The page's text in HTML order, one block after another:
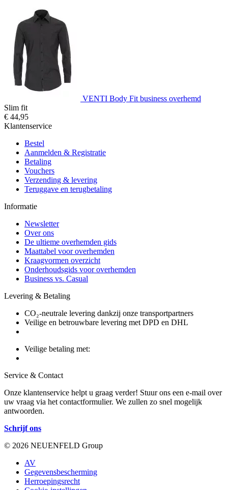
VENTI Body Fit business overhemd
Slim fit
€ 44,95
Klantenservice
Bestel
Aanmelden & Registratie
Betaling
Vouchers
Verzending & levering
Teruggave en terugbetaling
Informatie
Newsletter
Over ons
De ultieme overhemden gids
Maattabel voor overhemden
Kraagvormen overzicht
Onderhoudsgids voor overhemden
Business vs. Casual
Levering & Betaling
CO₂-neutrale levering dankzij onze transportpartners
Veilige en betrouwbare levering met DPD en DHL
Veilige betaling met:
Service & Contact
Onze klantenservice helpt u graag verder! Stuur ons een e-mail over
uw vraag via het contactformulier. We zullen zo snel mogelijk
antwoorden.
Schrijf ons
© 2026 NEUENFELD Group
AV
Gegevensbescherming
Herroepingsrecht